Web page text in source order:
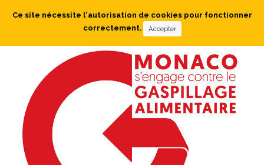
Ce site nécessite l'autorisation de cookies pour fonctionner
correctement.
Accepter